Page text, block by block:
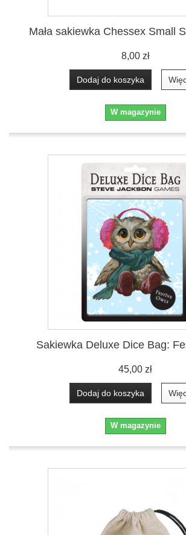
Mała sakiewka Chessex Small
8,00 zł
Dodaj do koszyka
W magazynie
Sakiewka Deluxe Dice Bag:
45,00 zł
Dodaj do koszyka
W magazynie